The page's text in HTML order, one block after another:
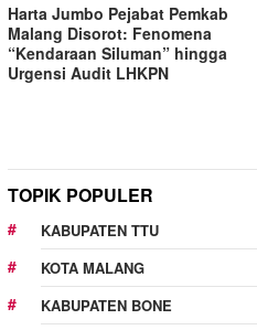
Harta Jumbo Pejabat Pemkab
Malang Disorot: Fenomena
“Kendaraan Siluman” hingga
Urgensi Audit LHKPN
TOPIK POPULER
KABUPATEN TTU
KOTA MALANG
KABUPATEN BONE